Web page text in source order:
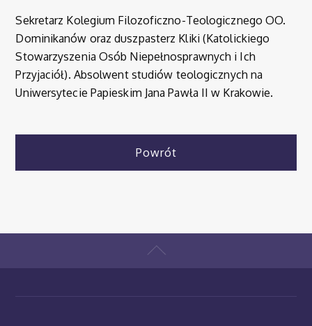
Sekretarz Kolegium Filozoficzno-Teologicznego OO.
Dominikanów oraz duszpasterz Kliki (Katolickiego
Stowarzyszenia Osób Niepełnosprawnych i Ich
Przyjaciół). Absolwent studiów teologicznych na
Uniwersytecie Papieskim Jana Pawła II w Krakowie.
Powrót